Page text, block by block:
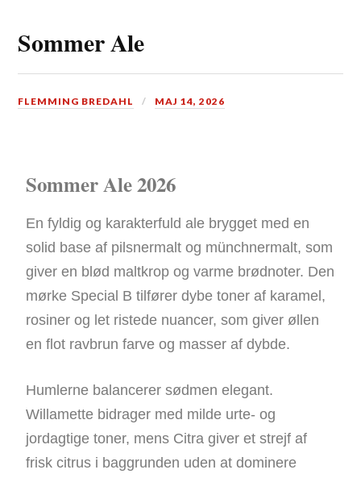
Sommer Ale
FLEMMING BREDAHL MAJ 14, 2026
Sommer Ale 2026
En fyldig og karakterfuld ale brygget med en
solid base af pilsnermalt og münchnermalt, som
giver en blød maltkrop og varme brødnoter. Den
mørke Special B tilfører dybe toner af karamel,
rosiner og let ristede nuancer, som giver øllen
en flot ravbrun farve og masser af dybde.
Humlerne balancerer sødmen elegant.
Willamette bidrager med milde urte- og
jordagtige toner, mens Citra giver et strejf af
frisk citrus i baggrunden uden at dominere